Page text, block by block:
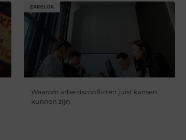
ZAKELIJK
Waarom arbeidsconflicten juist kansen
kunnen zijn